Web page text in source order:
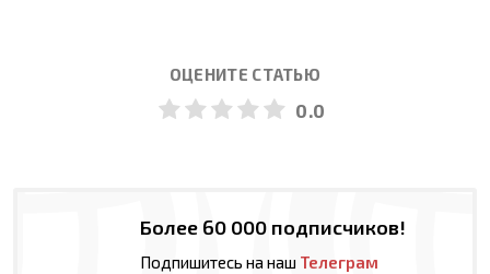
ОЦЕНИТЕ СТАТЬЮ
0.0
Более 60 000 подписчиков!
Подпишитесь на наш Телеграм